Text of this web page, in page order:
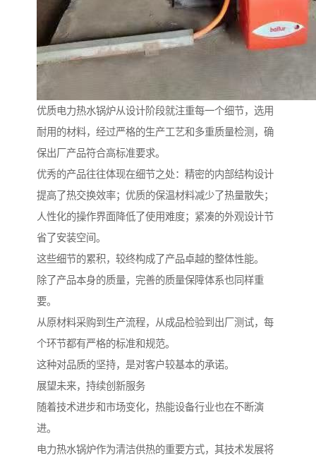
优质电力热水锅炉从设计阶段就注重每一个细节，选用
耐用的材料，经过严格的生产工艺和多重质量检测，确
保出厂产品符合高标准要求。
优秀的产品往往体现在细节之处：精密的内部结构设计
提高了热交换效率；优质的保温材料减少了热量散失；
人性化的操作界面降低了使用难度；紧凑的外观设计节
省了安装空间。
这些细节的累积，较终构成了产品卓越的整体性能。
除了产品本身的质量，完善的质量保障体系也同样重
要。
从原材料采购到生产流程，从成品检验到出厂测试，每
个环节都有严格的标准和规范。
这种对品质的坚持，是对客户较基本的承诺。
展望未来，持续创新服务
随着技术进步和市场变化，热能设备行业也在不断演
进。
电力热水锅炉作为清洁供热的重要方式，其技术发展将